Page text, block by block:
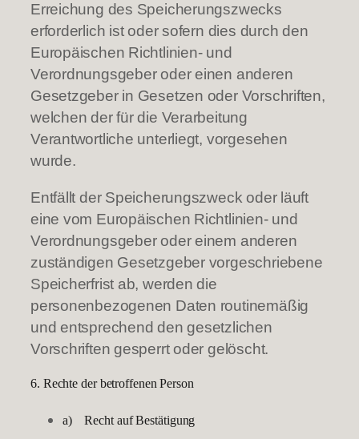
Erreichung des Speicherungszwecks
erforderlich ist oder sofern dies durch den
Europäischen Richtlinien- und
Verordnungsgeber oder einen anderen
Gesetzgeber in Gesetzen oder Vorschriften,
welchen der für die Verarbeitung
Verantwortliche unterliegt, vorgesehen
wurde.
Entfällt der Speicherungszweck oder läuft
eine vom Europäischen Richtlinien- und
Verordnungsgeber oder einem anderen
zuständigen Gesetzgeber vorgeschriebene
Speicherfrist ab, werden die
personenbezogenen Daten routinemäßig
und entsprechend den gesetzlichen
Vorschriften gesperrt oder gelöscht.
6. Rechte der betroffenen Person
a) Recht auf Bestätigung